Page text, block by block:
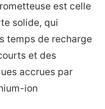
est celle
solide, qui
temps de recharge
et des
accrues par
ion